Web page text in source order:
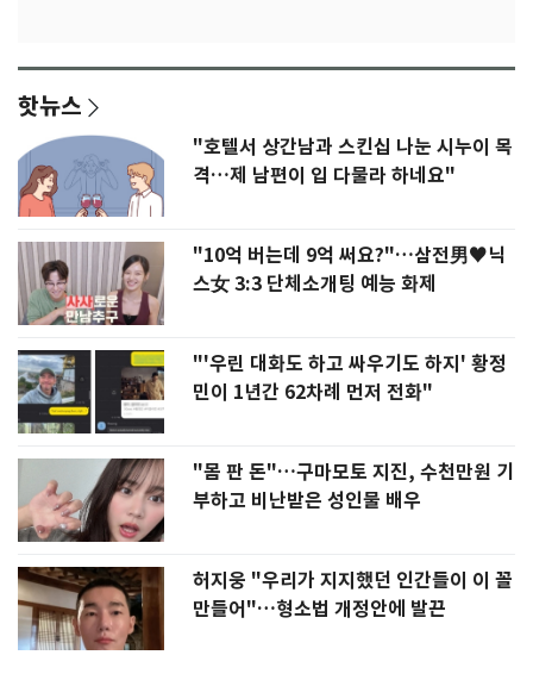
핫뉴스
"호텔서 상간남과 스킨십 나눈 시누이 목
격…제 남편이 입 다물라 하네요"
"10억 버는데 9억 써요?"…삼전男♥닉
스女 3:3 단체소개팅 예능 화제
"'우린 대화도 하고 싸우기도 하지' 황정
민이 1년간 62차례 먼저 전화"
"몸 판 돈"…구마모토 지진, 수천만원 기
부하고 비난받은 성인물 배우
허지웅 "우리가 지지했던 인간들이 이 꼴
만들어"…형소법 개정안에 발끈